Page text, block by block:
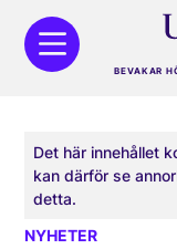
BEVAKAR
Det här innehållet
kan därför se
detta.
NYHETER